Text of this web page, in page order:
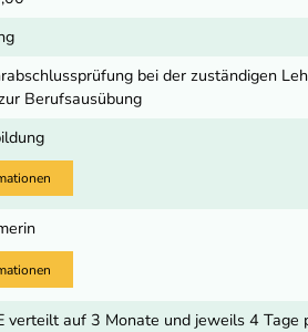
bei der zuständigen
Berufsausübung
verteilt auf 3 Monate und jeweils 4 Tage